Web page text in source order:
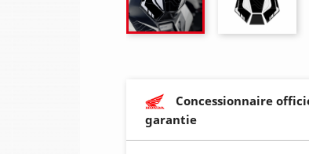
Concessionnaire
garantie